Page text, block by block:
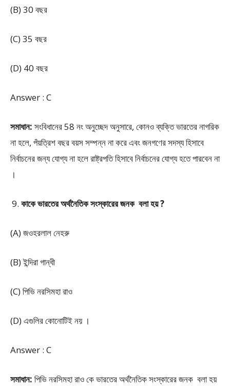
(B) 30 বছর
(C) 35 বছর
(D) 40 বছর
Answer : C
সমাধান: সংবিধানের 58 নং অনুচ্ছেদ অনুসারে, কোনও ব্যক্তি ভারতের নাগরিক
না হলে, পঁয়ত্রিশ বছর বয়স সম্পন্ন না করে এবং জনগণের সদস্য হিসাবে
নির্বাচনের জন্য যোগ্য না হলে রাষ্ট্রপতি হিসাবে নির্বাচনের যোগ্য হতে পারবেন না
।
কাকে ভারতের অর্থনৈতিক সংস্কারের জনক বলা হয় ?
(A) জওহরলাল নেহরু
(B) ইন্দিরা গান্ধী
(C) পিভি নরসিমহা রাও
(D) এগুলির কোনোটিই নয় ।
Answer : C
সমাধান: পিভি নরসিমহা রাও কে ভারতের অর্থনৈতিক সংস্কারের জনক বলা হয়